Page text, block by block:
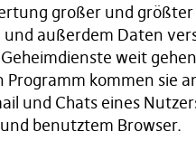
großer und
außerdem Daten
weit
kommen sie
und Chats eines
benutztem Browser.